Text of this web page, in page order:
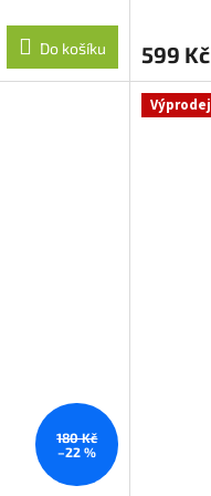
Do košíku 599 Kč
180 Kč
–22 %
Výprodej